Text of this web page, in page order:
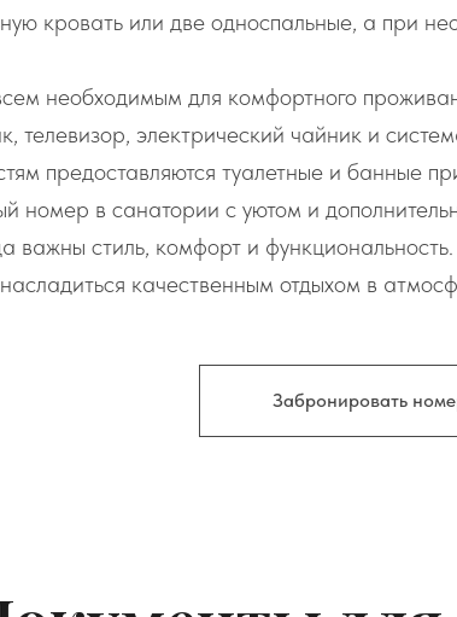
кровать или две односпальные, а при
необходимым для комфортного
телевизор, электрический чайник и
предоставляются туалетные и банные
номер в санатории с уютом и
важны стиль, комфорт и
качественным отдыхом в
Забронировать